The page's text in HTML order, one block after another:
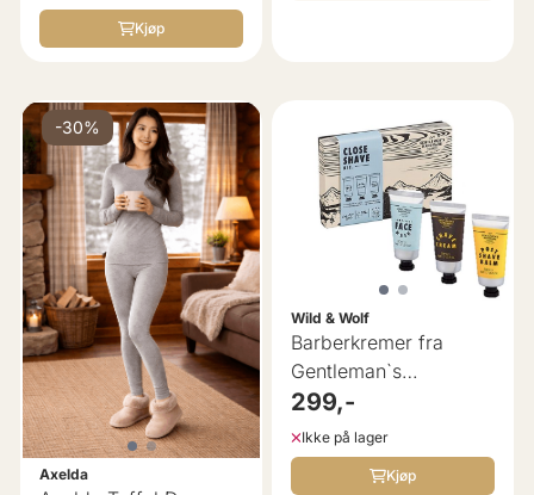
Kjøp
-30%
Axelda
Wild & Wolf
Barberkremer fra
Gentleman`s
Hardware
299,-
Ikke på lager
Kjøp